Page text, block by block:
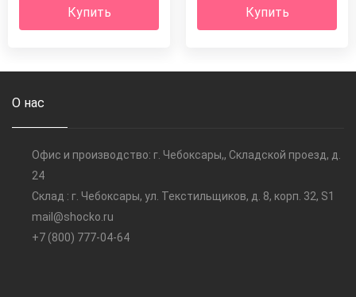
Купить Купить
О нас
Офис и производство: г. Чебоксары,, Складской проезд, д.
24
Склад : г. Чебоксары, ул. Текстильщиков, д. 8, корп. 32, S1
mail@shocko.ru
+7 (800) 777-04-64